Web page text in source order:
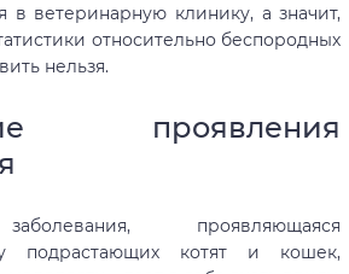
в ветеринарную клинику, а значит,
относительно беспородных
нельзя.
проявления
проявляющаяся
у подрастающих котят и кошек,